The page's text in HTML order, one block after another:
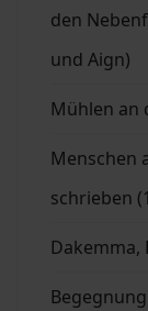
den
und Aign)
Mühlen an
Menschen
schrieben
Dakemma,